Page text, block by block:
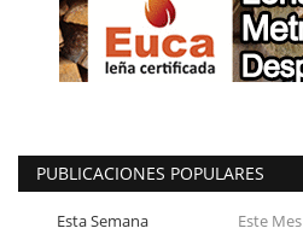
PUBLICACIONES POPULARES
Esta Semana Este Mes